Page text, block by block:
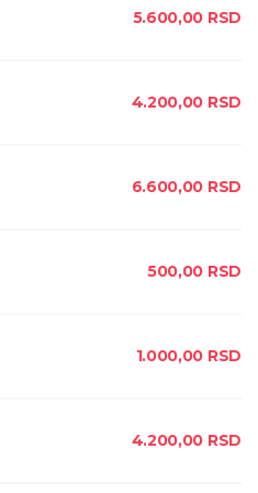
5.600,00 RSD
4.200,00 RSD
6.600,00 RSD
500,00 RSD
1.000,00 RSD
4.200,00 RSD